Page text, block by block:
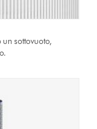
sottovuoto,